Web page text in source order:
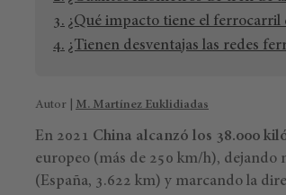
¿Qué impacto tiene el ferrocarril
¿Tienen desventajas las redes
Autor | M. Martínez Euklidiadas
En 2021 China alcanzó los 38.000
europeo (más de 250 km/h), dejando
(España, 3.622 km) y marcando la